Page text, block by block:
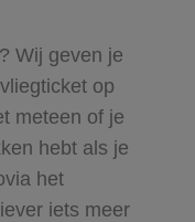
Wij geven je
op
meteen of je
hebt als je
het
iets meer